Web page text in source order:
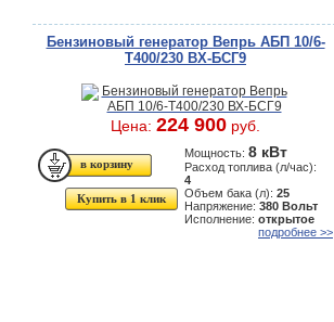
Бензиновый генератор Вепрь АБП 10/6-
Т400/230 ВХ-БСГ9
Цена: 224 900 руб.
Купить в 1 клик
Мощность: 8 кВт
Расход топлива (л/час):
4
Объем бака (л): 25
Напряжение: 380 Вольт
Исполнение: открытое
подробнее >>